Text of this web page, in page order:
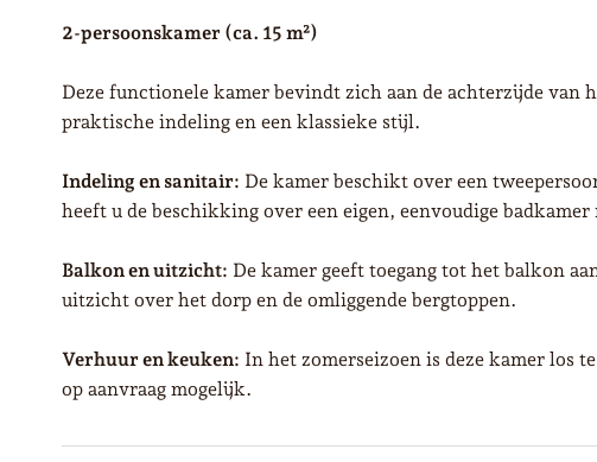
2-persoonskamer (ca. 15 m²)
Deze functionele kamer bevindt zich aan de achterzijde
praktische indeling en een klassieke stijl.
Indeling en sanitair: De kamer beschikt over een
heeft u de beschikking over een eigen, eenvoudige
Balkon en uitzicht: De kamer geeft toegang tot het balkon
uitzicht over het dorp en de omliggende bergtoppen.
Verhuur en keuken: In het zomerseizoen is deze kamer los
op aanvraag mogelijk.